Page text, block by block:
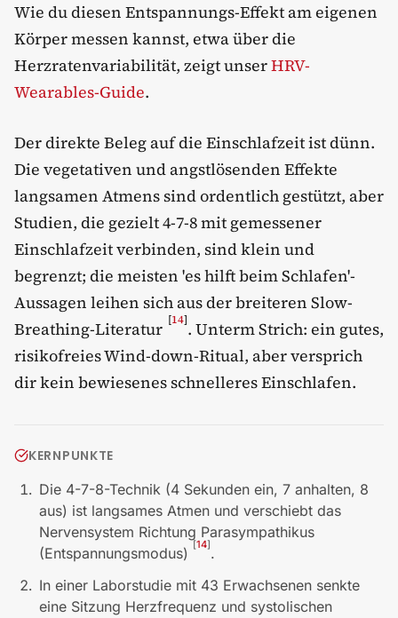
Wie du diesen Entspannungs-Effekt am eigenen
Körper messen kannst, etwa über die
Herzratenvariabilität, zeigt unserHRV-
Wearables-Guide.
Der direkte Beleg auf die Einschlafzeit ist dünn.
Die vegetativen und angstlösenden Effekte
langsamen Atmens sind ordentlich gestützt, aber
Studien, die gezielt 4-7-8 mit gemessener
Einschlafzeit verbinden, sind klein und
begrenzt; die meisten 'es hilft beim Schlafen'-
Aussagen leihen sich aus der breiteren Slow-
Breathing-Literatur [14]. Unterm Strich: ein gutes,
risikofreies Wind-down-Ritual, aber versprich
dir kein bewiesenes schnelleres Einschlafen.
KERNPUNKTE
Die 4-7-8-Technik (4 Sekunden ein, 7 anhalten, 8
aus) ist langsames Atmen und verschiebt das
Nervensystem Richtung Parasympathikus
(Entspannungsmodus) [14].
In einer Laborstudie mit 43 Erwachsenen senkte
eine Sitzung Herzfrequenz und systolischen